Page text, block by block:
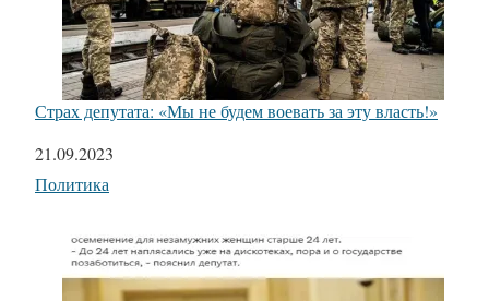
Страх депутата: «Мы не будем воевать за эту власть!»
Дата
21.09.2023
Относится к
Политика